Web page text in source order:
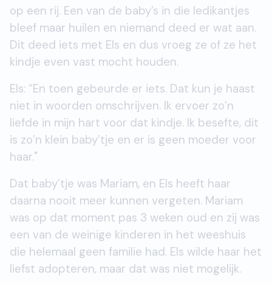
op een rij. Een van de baby’s in die ledikantjes
bleef maar huilen en niemand deed er wat aan.
Dit deed iets met Els en dus vroeg ze of ze het
kindje even vast mocht houden.
Els: “En toen gebeurde er iets. Dat kun je haast
niet in woorden omschrijven. Ik ervoer zo’n
liefde in mijn hart voor dat kindje. Ik besefte, dit
is zo’n klein baby’tje en er is geen moeder voor
haar."
Dat baby’tje was Mariam, en Els heeft haar
daarna nooit meer kunnen vergeten. Mariam
was op dat moment pas 3 weken oud en zij was
een van de weinige kinderen in het weeshuis
die helemaal geen familie had. Els wilde haar het
liefst adopteren, maar dat was niet mogelijk.